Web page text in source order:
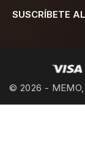
SUSCRÍBETE
© 2026 -